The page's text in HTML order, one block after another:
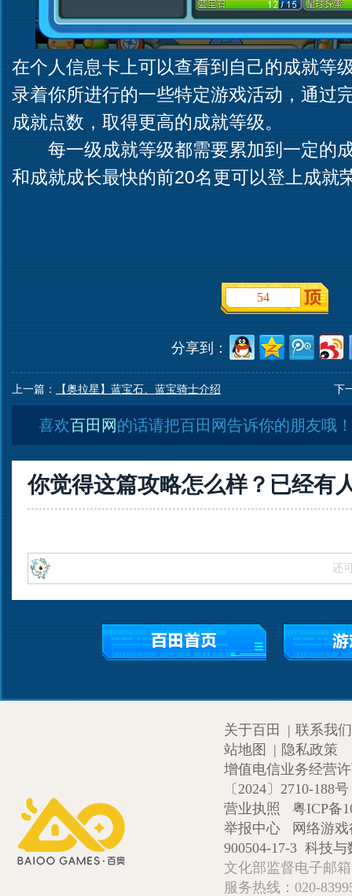
在个人信息卡上可以查看到自己的成就等
录着你所进行的一些特定游戏活动，通过
成就点数，取得更高的成就等级。
每一级成就等级都需要累加到一定的
和成就成长最快的前20名更可以登上成就
54
分享到：
上一篇： 【奥拉星】蓝宝石、蓝宝骑士介绍 下
喜欢百田网的话请把百田网告诉你的朋友哦
你觉得这篇攻略怎么样？已经有
还
关于百田 | 联系我们
站地图
| 隐私政策
增值电信业务经营
〔2024〕2710-188号
营业执照
粤ICP备
举报中心
网络游
900504-17-3 科技与
文化部监督电子邮
服务热线：020-